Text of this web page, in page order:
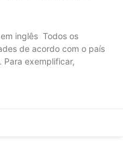
inglês Todos os
de acordo com o país
Para exemplificar,